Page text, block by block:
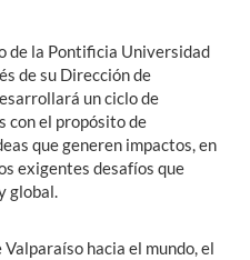
de la Pontificia Universidad
de su Dirección de
un ciclo de
con el propósito de
que generen impactos, en
exigentes desafíos que
global.
hacia el mundo, el